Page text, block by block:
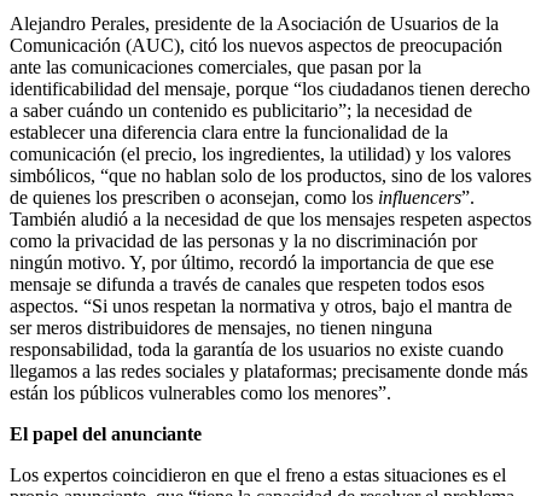
Alejandro Perales, presidente de la Asociación de Usuarios de la
Comunicación (AUC), citó los nuevos aspectos de preocupación
ante las comunicaciones comerciales, que pasan por la
identificabilidad del mensaje, porque “los ciudadanos tienen derecho
a saber cuándo un contenido es publicitario”; la necesidad de
establecer una diferencia clara entre la funcionalidad de la
comunicación (el precio, los ingredientes, la utilidad) y los valores
simbólicos, “que no hablan solo de los productos, sino de los valores
de quienes los prescriben o aconsejan, como los influencers”.
También aludió a la necesidad de que los mensajes respeten aspectos
como la privacidad de las personas y la no discriminación por
ningún motivo. Y, por último, recordó la importancia de que ese
mensaje se difunda a través de canales que respeten todos esos
aspectos. “Si unos respetan la normativa y otros, bajo el mantra de
ser meros distribuidores de mensajes, no tienen ninguna
responsabilidad, toda la garantía de los usuarios no existe cuando
llegamos a las redes sociales y plataformas; precisamente donde más
están los públicos vulnerables como los menores”.
El papel del anunciante
Los expertos coincidieron en que el freno a estas situaciones es el